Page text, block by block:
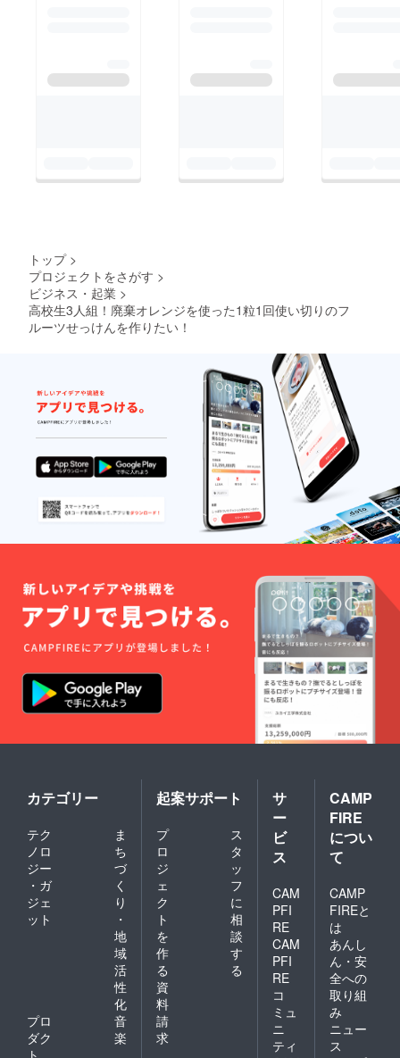
トップ >
プロジェクトをさがす >
ビジネス・起業 >
高校生3人組！廃棄オレンジを使った1粒1回使い切りのフ
ルーツせっけんを作りたい！
カテゴリー
テク
ノロ
ジー
・ガ
ジェ
ット
ま
ち
づ
く
り
・
地
域
活
性
化
プロ
ダク
音
楽
起案サポート
プ
ロ
ジ
ェ
ク
ト
を
作
る
ス
タ
ッ
フ
に
相
談
す
る
資
料
請
求
サ
ー
ビ
ス
CAM
PFI
RE
CAM
PFI
RE
コ
ミュ
ニ
ティ
CAMP
FIRE
につい
て
CAMP
FIREと
は
あんし
ん・安
全への
取り組
み
ニュー
ス